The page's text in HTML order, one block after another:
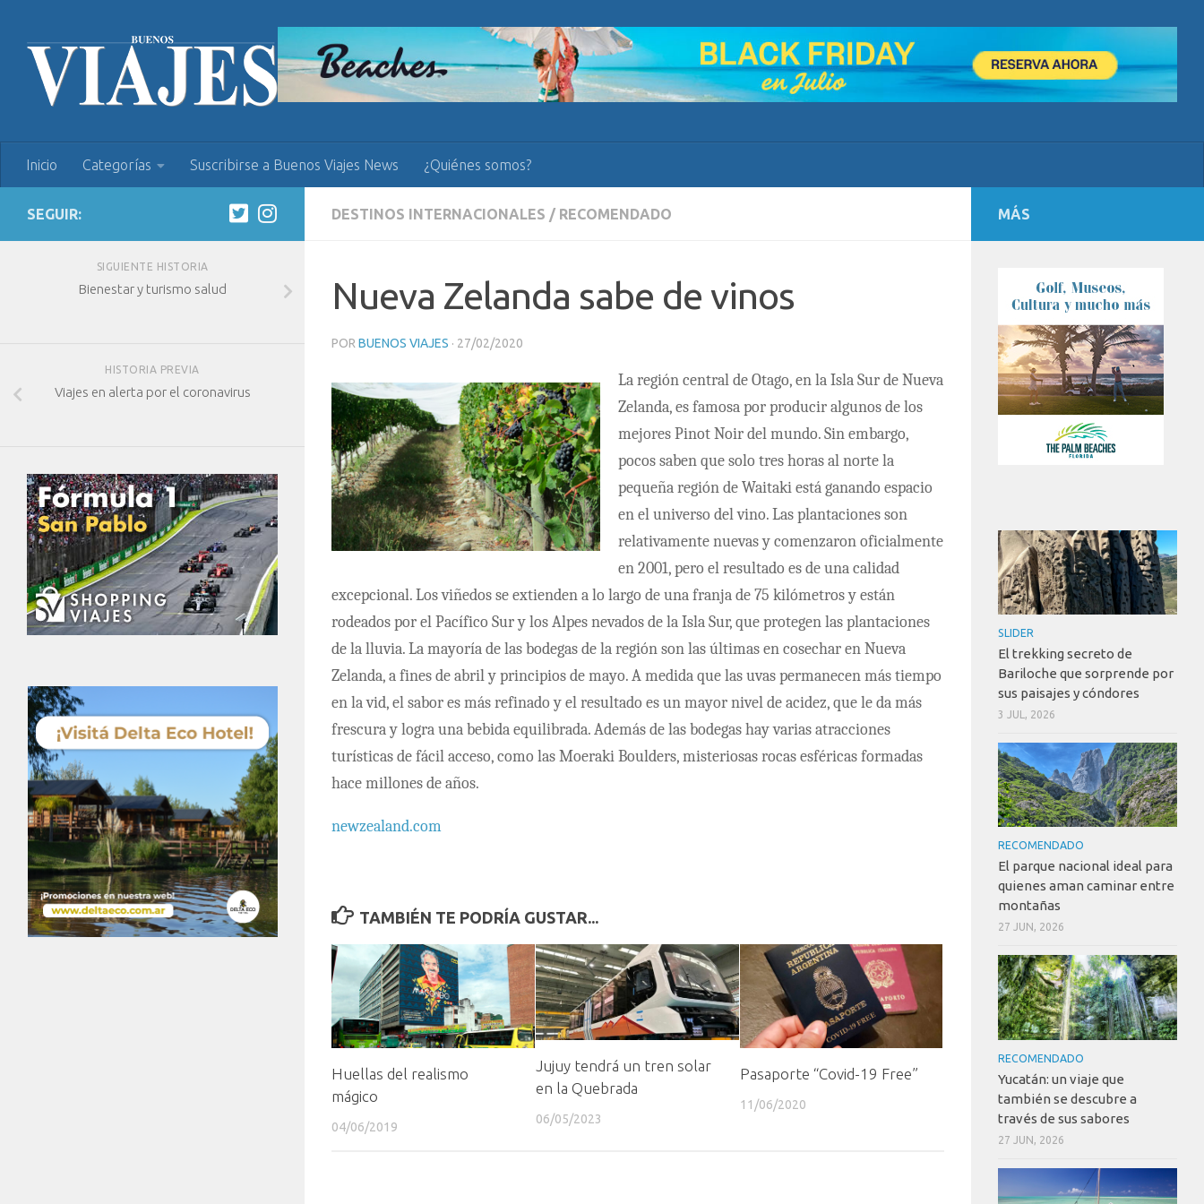
Inicio Categorías Suscribirse a Buenos Viajes News ¿Quiénes somos?
DESTINOS INTERNACIONALES / RECOMENDADO
Nueva Zelanda sabe de vinos
POR BUENOS VIAJES · 27/02/2020
La región central de Otago, en la Isla Sur de Nueva
Zelanda, es famosa por producir algunos de los
mejores Pinot Noir del mundo. Sin embargo,
pocos saben que solo tres horas al norte la
pequeña región de Waitaki está ganando espacio
en el universo del vino. Las plantaciones son
relativamente nuevas y comenzaron oficialmente
en 2001, pero el resultado es de una calidad
excepcional. Los viñedos se extienden a lo largo de una franja de 75 kilómetros y están
rodeados por el Pacífico Sur y los Alpes nevados de la Isla Sur, que protegen las plantaciones
de la lluvia. La mayoría de las bodegas de la región son las últimas en cosechar en Nueva
Zelanda, a fines de abril y principios de mayo. A medida que las uvas permanecen más tiempo
en la vid, el sabor es más refinado y el resultado es un mayor nivel de acidez, que le da más
frescura y logra una bebida equilibrada. Además de las bodegas hay varias atracciones
turísticas de fácil acceso, como las Moeraki Boulders, misteriosas rocas esféricas formadas
hace millones de años.
newzealand.com
TAMBIÉN TE PODRÍA GUSTAR...
Huellas del realismo
mágico
04/06/2019
Jujuy tendrá un tren solar
en la Quebrada
06/05/2023
Pasaporte “Covid-19 Free”
11/06/2020
SEGUIR:
SIGUIENTE HISTORIA
Bienestar y turismo salud
HISTORIA PREVIA
Viajes en alerta por el coronavirus
MÁS
SLIDER
El trekking secreto de
Bariloche que sorprende por
sus paisajes y cóndores
3 JUL, 2026
RECOMENDADO
El parque nacional ideal para
quienes aman caminar entre
montañas
27 JUN, 2026
RECOMENDADO
Yucatán: un viaje que
también se descubre a
través de sus sabores
27 JUN, 2026